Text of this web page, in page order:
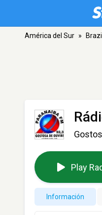
América del Sur » Brazil
Play
Información